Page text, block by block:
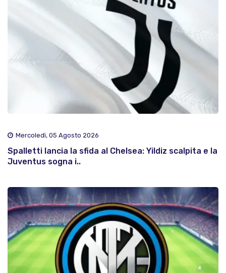
Mercoledì, 05 Agosto 2026
Spalletti lancia la sfida al Chelsea: Yildiz scalpita e la
Juventus sogna i..